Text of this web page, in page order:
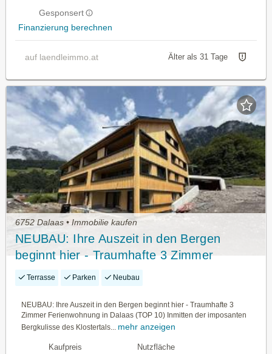
Gesponsert
Finanzierung berechnen
auf laendleimmo.at Älter als 31 Tage
6752 Dalaas • Immobilie kaufen
NEUBAU: Ihre Auszeit in den Bergen
beginnt hier - Traumhafte 3 Zimmer
Ferienwohnung in Dalaas (TOP 10)
Terrasse Parken Neubau
NEUBAU: Ihre Auszeit in den Bergen beginnt hier - Traumhafte 3
Zimmer Ferienwohnung in Dalaas (TOP 10) Inmitten der imposanten
Bergkulisse des Klostertals... mehr anzeigen
Kaufpreis Nutzfläche